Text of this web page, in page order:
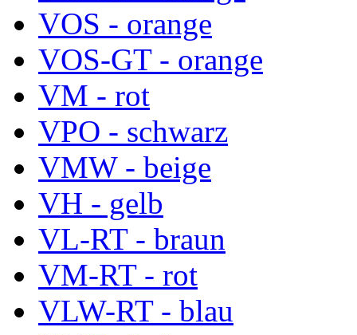
VOS - orange
VOS-GT - orange
VM - rot
VPO - schwarz
VMW - beige
VH - gelb
VL-RT - braun
VM-RT - rot
VLW-RT - blau